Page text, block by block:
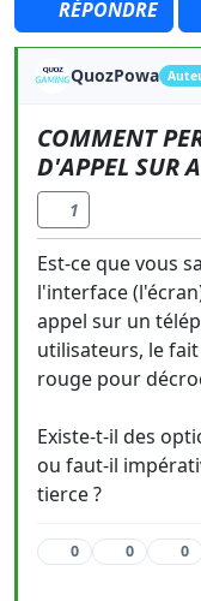
RÉPONDRE
QuozPowa
COMMENT
D'APPEL SUR
1
Est-ce que vous
l'interface
appel sur un
utilisateurs, le
rouge pour
Existe-t-il des
ou faut-il
tierce ?
0 0 0